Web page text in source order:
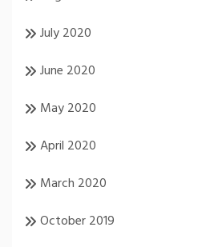
July 2020
June 2020
May 2020
April 2020
March 2020
October 2019